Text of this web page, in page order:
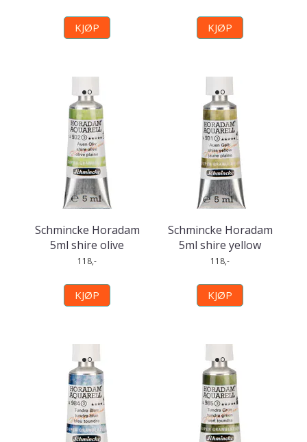
KJØP KJØP
Schmincke Horadam
5ml shire olive
118,-
KJØP
Schmincke Horadam
5ml shire yellow
118,-
KJØP